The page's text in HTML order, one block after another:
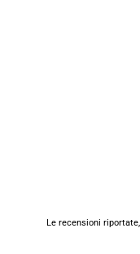
Le recensioni